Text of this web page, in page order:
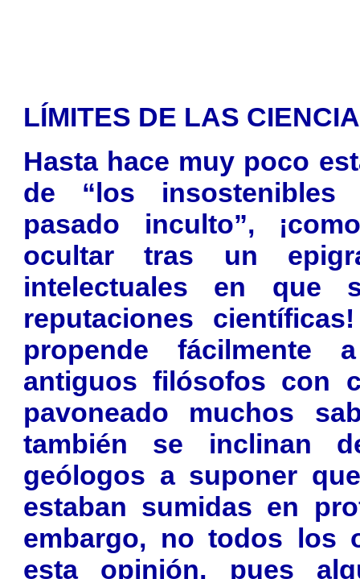
LÍMITES DE LAS
Hasta hace muy poco
de “los
pasado inculto”,
ocultar tras un
intelectuales en que
reputaciones
propende fácilmente
antiguos filósofos con
pavoneado muchos
también se inclinan
geólogos a suponer
estaban sumidas en
embargo, no todos los
esta opinión, pues